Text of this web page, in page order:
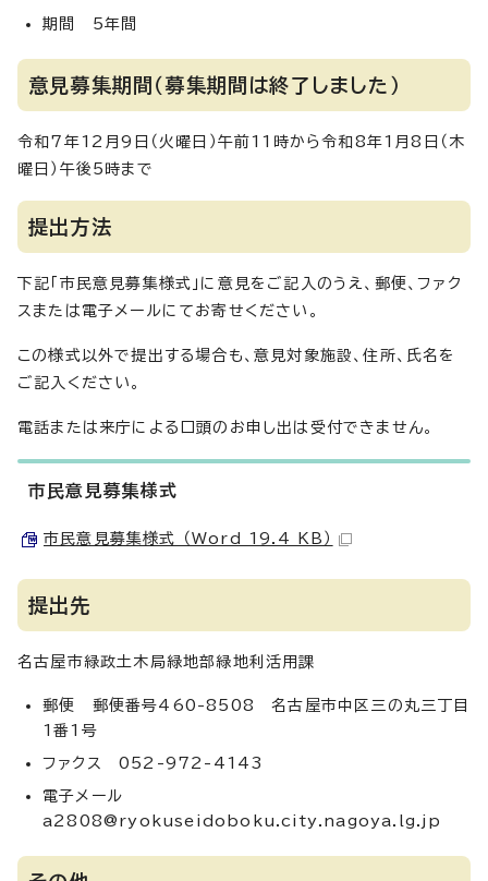
期間 5年間
意見募集期間（募集期間は終了しました）
令和7年12月9日（火曜日）午前11時から令和8年1月8日（木
曜日）午後5時まで
提出方法
下記「市民意見募集様式」に意見をご記入のうえ、郵便、ファク
スまたは電子メールにてお寄せください。
この様式以外で提出する場合も、意見対象施設、住所、氏名を
ご記入ください。
電話または来庁による口頭のお申し出は受付できません。
市民意見募集様式
市民意見募集様式 （Word 19.4 KB）
提出先
名古屋市緑政土木局緑地部緑地利活用課
郵便 郵便番号460-8508 名古屋市中区三の丸三丁目
1番1号
ファクス 052-972-4143
電子メール
a2808@ryokuseidoboku.city.nagoya.lg.jp